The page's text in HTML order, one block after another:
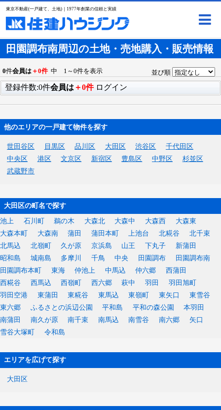
東京不動産(一戸建て、土地)｜1977年創業の信頼と実績
田園調布南周辺の土地・売地購入・販売情報
0件会員は ＋0件 中 1～0件を表示 並び順
登録件数:0件会員は ＋0件 ログイン
他のエリアの一戸建て物件を探す
世田谷区 目黒区 品川区 大田区 渋谷区
千代田区
中央区
港区 文京区 新宿区 豊島区 中野区
杉並区
武蔵野市
大田区の町名で探す
池上 石川町 鵜の木 大森北 大森中 大森西
大森東
大森本町
大森南 蒲田 蒲田本町 上池台 北糀谷
北千束
北馬込
北嶺町 久が原 京浜島 山王 下丸子
新蒲田
昭和島
城南島 多摩川 千鳥 中央 田園調布
田園調布南
田園調布本町
東海 仲池上 中馬込 仲六郷
西蒲田
西糀谷
西馬込 西嶺町 西六郷 萩中 羽田
羽田旭町
羽田空港
東蒲田 東糀谷 東馬込 東嶺町 東矢口
東雪谷
東六郷
ふるさとの浜辺公園 平和島 平和の森公園
本羽田
南蒲田
南久が原 南千束 南馬込 南雪谷 南六郷
矢口
雪谷大塚町
令和島
エリアを広げて探す
大田区